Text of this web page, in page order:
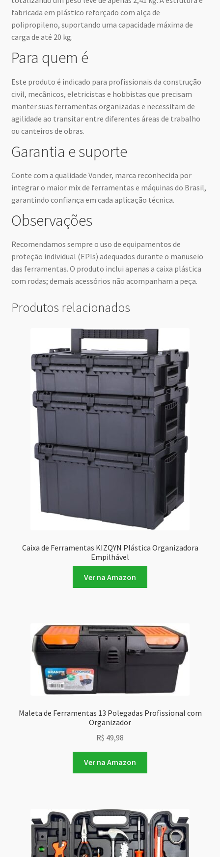
fabricada em plástico reforçado com alça de
polipropileno, suportando uma capacidade máxima de
carga de até 20 kg.
Para quem é
Este produto é indicado para profissionais da construção
civil, mecânicos, eletricistas e hobbistas que precisam
manter suas ferramentas organizadas e necessitam de
agilidade ao transitar entre diferentes áreas de trabalho
ou canteiros de obras.
Garantia e suporte
Conte com a qualidade Vonder, marca reconhecida por
integrar o maior mix de ferramentas e máquinas do Brasil,
garantindo confiança em cada aplicação técnica.
Observações
Recomendamos sempre o uso de equipamentos de
proteção individual (EPIs) adequados durante o manuseio
das ferramentas. O produto inclui apenas a caixa plástica
com rodas; demais acessórios não acompanham a peça.
Produtos relacionados
Caixa de Ferramentas KIZQYN Plástica Organizadora
Empilhável
Ver na Amazon
Maleta de Ferramentas 13 Polegadas Profissional com
Organizador
R$ 49,98
Ver na Amazon